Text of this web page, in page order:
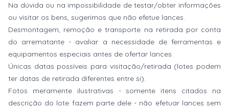
Na dúvida ou na impossibilidade de testar/obter informações
ou visitar os bens, sugerimos que não efetue lances.
Desmontagem, remoção e transporte na retirada por conta
do arrematante - avaliar a necessidade de ferramentas e
equipamentos especiais antes de ofertar lances.
Únicas datas possíveis para visitação/retirada (lotes podem
ter datas de retirada diferentes entre si).
Fotos meramente ilustrativas - somente itens citados na
descrição do lote fazem parte dele - não efetuar lances sem